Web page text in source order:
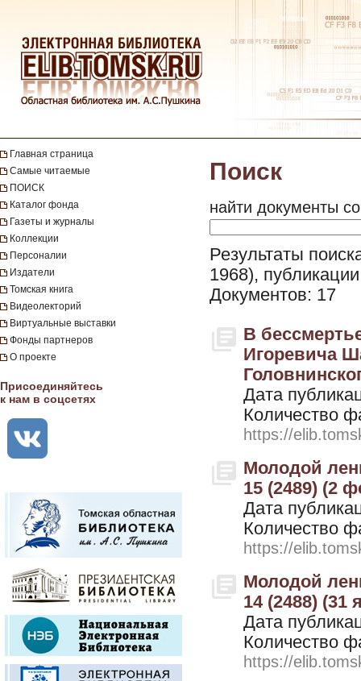
Главная страница
Самые читаемые
ПОИСК
Каталог фонда
Газеты и журналы
Коллекции
Персоналии
Издатели
Томская книга
Видеолекторий
Виртуальные выставки
Фонды партнеров
О проекте
Присоединяйтесь
к нам в соцсетях
Поиск
найти документы
Результаты
1968),
Документов: 17
В
Игоревича
Дата
Количество
https://
Молодой
15 (2489) (2
Дата
Количество
https://
Молодой
14 (2488) (31
Дата
Количество
https://